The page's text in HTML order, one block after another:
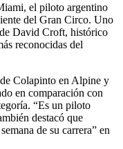
el piloto argentino
del Gran Circo. Uno
David Croft, histórico
reconocidas del
Colapinto en Alpine y
en comparación con
“Es un piloto
destacó que
de su carrera” en